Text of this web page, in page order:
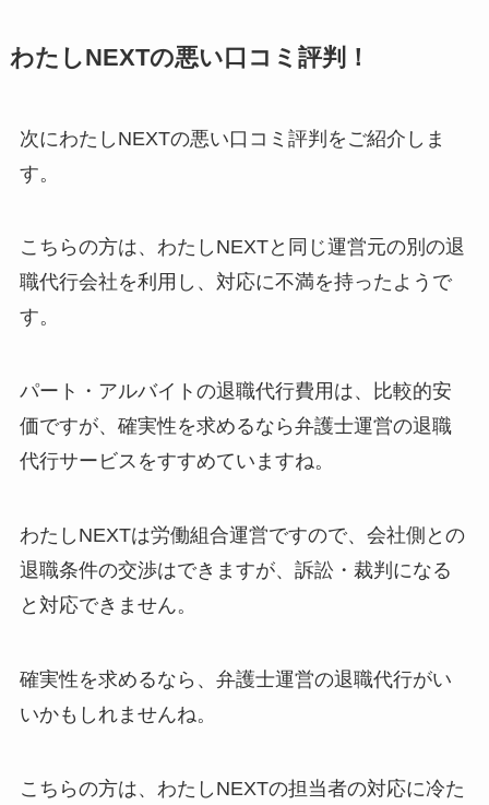
わたしNEXTの悪い口コミ評判！
次にわたしNEXTの悪い口コミ評判をご紹介しま
す。
こちらの方は、わたしNEXTと同じ運営元の別の退
職代行会社を利用し、対応に不満を持ったようで
す。
パート・アルバイトの退職代行費用は、比較的安
価ですが、確実性を求めるなら弁護士運営の退職
代行サービスをすすめていますね。
わたしNEXTは労働組合運営ですので、会社側との
退職条件の交渉はできますが、訴訟・裁判になる
と対応できません。
確実性を求めるなら、弁護士運営の退職代行がい
いかもしれませんね。
こちらの方は、わたしNEXTの担当者の対応に冷た